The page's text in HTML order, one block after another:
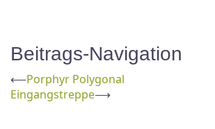
Beitrags-Navigation
⟵Porphyr Polygonal
Eingangstreppe⟶